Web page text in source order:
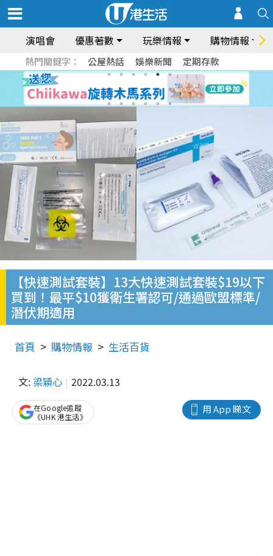
演唱會 優惠著數 玩樂情報 購物情報
熱門關鍵字： 公屋熱話 娛樂新聞 定期存款
【快速測試套裝】13大快速測試套裝$19以下
買到！最平$10獲衛生署認可/通過歐盟標準/
潛伏期適用
首頁 購物情報 生活百貨
文: 梁穎心 2022.03.13
用 App 睇文
在Google追蹤
《UHK 港生活》